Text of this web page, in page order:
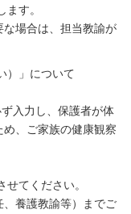
す。
場合は、担当教諭が
）」について
入力し、保護者が体
、ご家族の健康観察
せてください。
養護教諭等）までご